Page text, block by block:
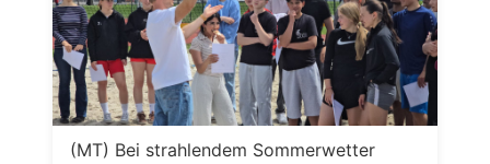
(MT) Bei strahlendem Sommerwetter